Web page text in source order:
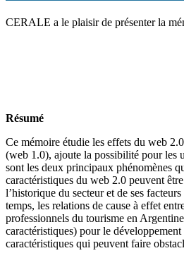
CERALE a le plaisir de présenter la
Résumé
Ce mémoire étudie les effets du web
(web 1.0), ajoute la possibilité pour les
sont les deux principaux phénomènes
caractéristiques du web 2.0 peuvent
l’historique du secteur et de ses
temps, les relations de cause à effet
professionnels du tourisme en
caractéristiques) pour le
caractéristiques qui peuvent faire